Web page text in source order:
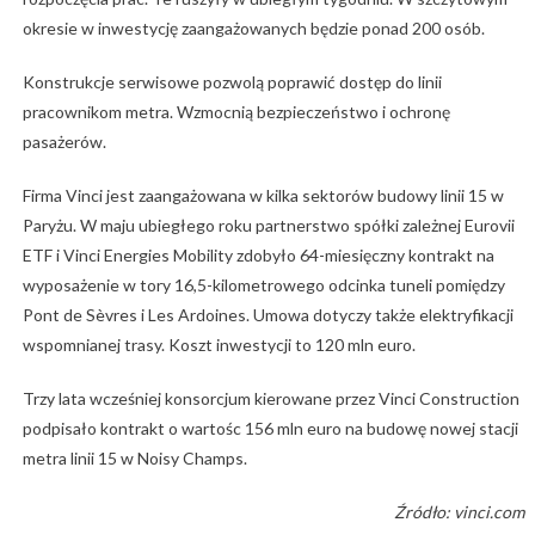
okresie w inwestycję zaangażowanych będzie ponad 200 osób.
Konstrukcje serwisowe pozwolą poprawić dostęp do linii
pracownikom metra. Wzmocnią bezpieczeństwo i ochronę
pasażerów.
Firma Vinci jest zaangażowana w kilka sektorów budowy linii 15 w
Paryżu. W maju ubiegłego roku partnerstwo spółki zależnej Eurovii
ETF i Vinci Energies Mobility zdobyło 64-miesięczny kontrakt na
wyposażenie w tory 16,5-kilometrowego odcinka tuneli pomiędzy
Pont de Sèvres i Les Ardoines. Umowa dotyczy także elektryfikacji
wspomnianej trasy. Koszt inwestycji to 120 mln euro.
Trzy lata wcześniej konsorcjum kierowane przez Vinci Construction
podpisało kontrakt o wartośc 156 mln euro na budowę nowej stacji
metra linii 15 w Noisy Champs.
Źródło: vinci.com